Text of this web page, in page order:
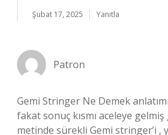
Şubat 17, 2025 Yanıtla
Patron
Gemi Stringer Ne Demek
fakat sonuç kısmı aceleye
metinde sürekli Gemi stringer’i ,